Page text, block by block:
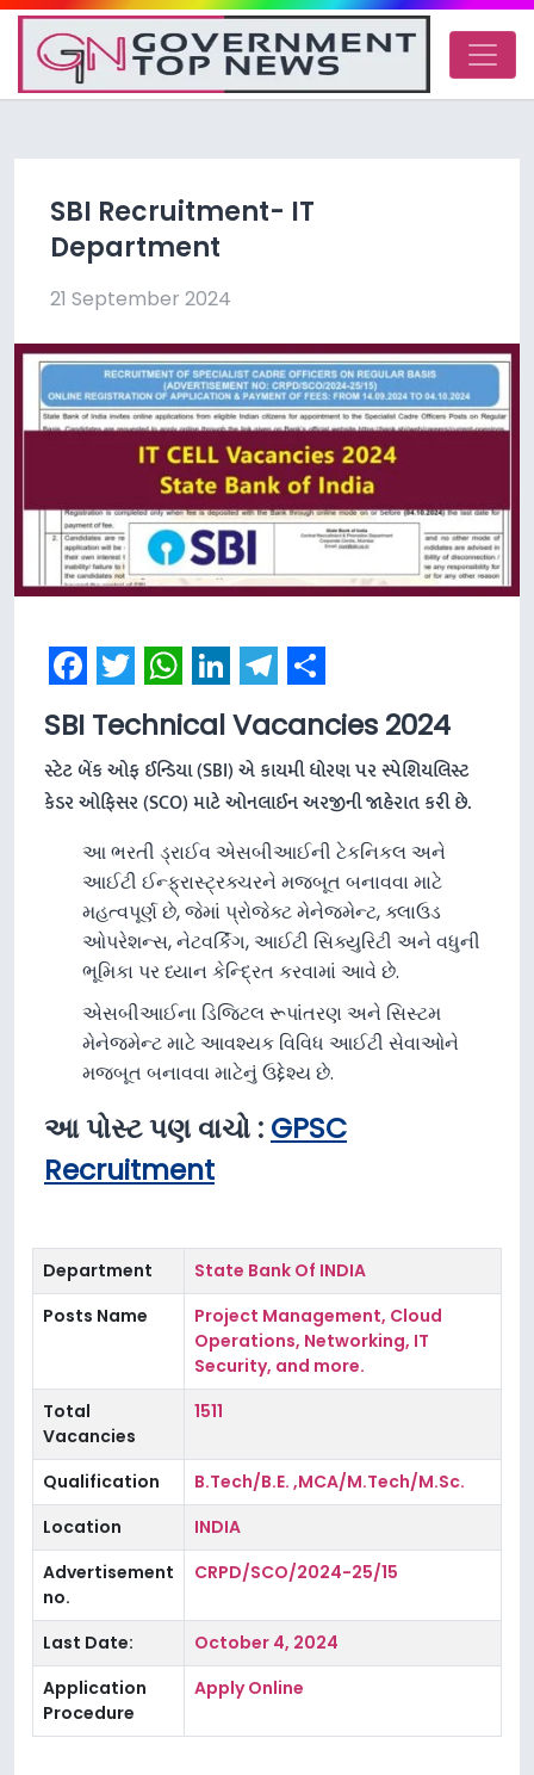
SBI Recruitment- IT
Department
21 September 2024
Facebook
Twitter
WhatsApp
LinkedIn
Telegram
Share
SBI Technical Vacancies 2024
સ્ટેટ બેંક ઓફ ઈન્ડિયા (SBI) એ કાયમી ધોરણ પર સ્પેશિયલિસ્ટ
કેડર ઓફિસર (SCO) માટે ઓનલાઈન અરજીની જાહેરાત કરી છે.
આ ભરતી ડ્રાઈવ એસબીઆઈની ટેકનિકલ અને
આઈટી ઈન્ફ્રાસ્ટ્રક્ચરને મજબૂત બનાવવા માટે
મહત્વપૂર્ણ છે, જેમાં પ્રોજેક્ટ મેનેજમેન્ટ, ક્લાઉડ
ઓપરેશન્સ, નેટવર્કિંગ, આઈટી સિક્યુરિટી અને વધુની
ભૂમિકા પર ધ્યાન કેન્દ્રિત કરવામાં આવે છે.
એસબીઆઈના ડિજિટલ રૂપાંતરણ અને સિસ્ટમ
મેનેજમેન્ટ માટે આવશ્યક વિવિધ આઈટી સેવાઓને
મજબૂત બનાવવા માટેનું ઉદ્દેશ્ય છે.
આ પોસ્ટ પણ વાચો : GPSC
Recruitment
Department
State Bank Of INDIA
Posts Name
Project Management, Cloud
Operations, Networking, IT
Security, and more.
Total
Vacancies
1511
Qualification
B.Tech/B.E. ,MCA/M.Tech/M.Sc.
Location
INDIA
Advertisement
no.
CRPD/SCO/2024-25/15
Last Date:
October 4, 2024
Application
Procedure
Apply Online